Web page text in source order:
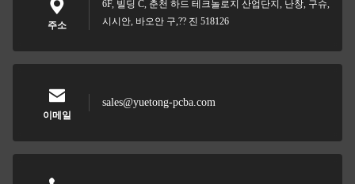
주소
6F, 빌딩 C, 춘천 하드 테크놀로지 산업단지, 난창, 구슈,
시시안, 바오안 구,?? 진 518126
이메일
sales@yuetong-pcba.com